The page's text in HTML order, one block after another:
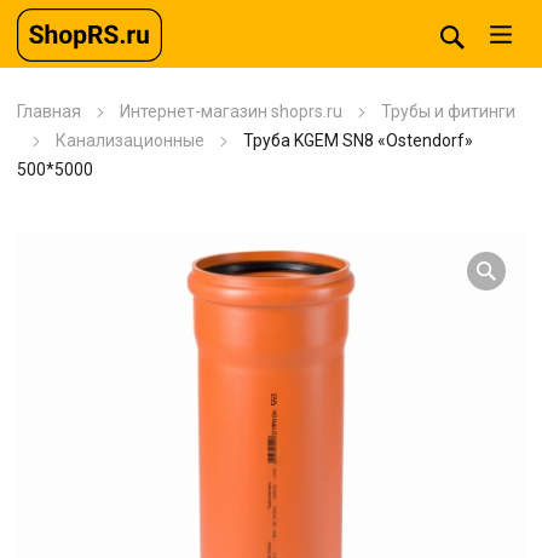
Главная Интернет-магазин shoprs.ru
Трубы и фитинги
Канализационные
Труба KGEM SN8 «Ostendorf»
500*5000